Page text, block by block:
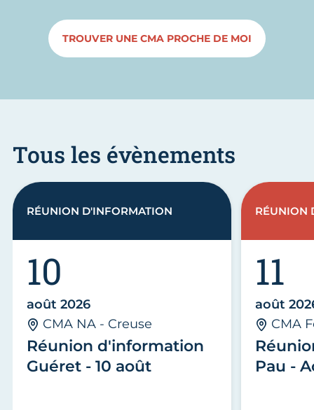
TROUVER UNE CMA PROCHE DE MOI
Tous les évènements
Réunion d'information
Guéret - 10 août
10
août 2026
CMA NA - Creuse
RÉUNION D'INFORMATION
Pau -
11
août
CMA
RÉUNION